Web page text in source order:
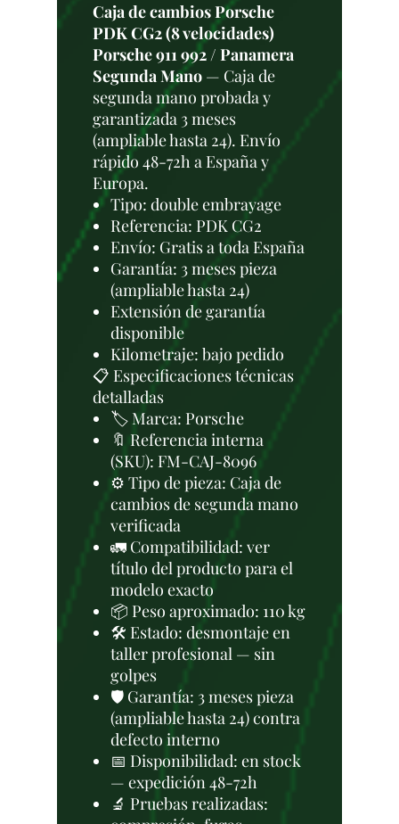
Caja de cambios Porsche
PDK CG2 (8 velocidades)
Porsche 911 992 / Panamera
Segunda Mano — Caja de
segunda mano probada y
garantizada 3 meses
(ampliable hasta 24). Envío
rápido 48-72h a España y
Europa.
Tipo: double embrayage
Referencia: PDK CG2
Envío: Gratis a toda España
Garantía: 3 meses pieza
(ampliable hasta 24)
Extensión de garantía
disponible
Kilometraje: bajo pedido
📋 Especificaciones técnicas
detalladas
🏷️ Marca: Porsche
🔖 Referencia interna
(SKU): FM-CAJ-8096
⚙️ Tipo de pieza: Caja de
cambios de segunda mano
verificada
🚛 Compatibilidad: ver
título del producto para el
modelo exacto
📦 Peso aproximado: 110 kg
🛠 Estado: desmontaje en
taller profesional — sin
golpes
🛡️ Garantía: 3 meses pieza
(ampliable hasta 24) contra
defecto interno
📅 Disponibilidad: en stock
— expedición 48-72h
🔬 Pruebas realizadas: